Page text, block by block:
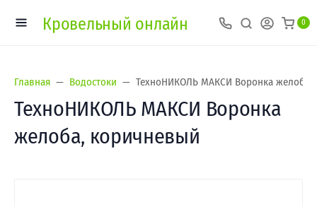
Кровельный онлайн 0
Главная Водостоки ТехноНИКОЛЬ МАКСИ Воронка желоба,
ТехноНИКОЛЬ МАКСИ Воронка
желоба, коричневый